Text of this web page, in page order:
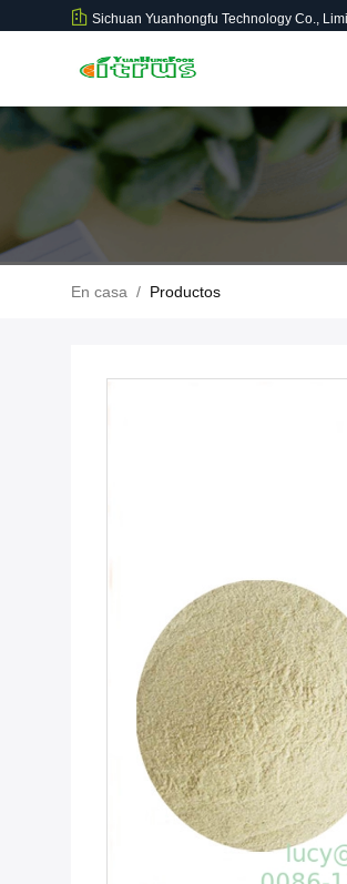
Sichuan Yuanhongfu Technology Co.,
En casa / Productos